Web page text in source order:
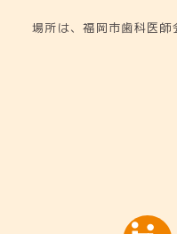
場所は、福岡市歯科医師